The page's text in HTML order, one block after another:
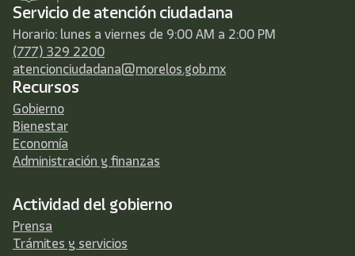
Servicio de atención ciudadana
Horario: lunes a viernes de 9:00 AM a 2:00 PM
(777) 329 2200
atencionciudadana@morelos.gob.mx
Recursos
Gobierno
Bienestar
Economía
Administración y finanzas
Actividad del gobierno
Prensa
Trámites y servicios